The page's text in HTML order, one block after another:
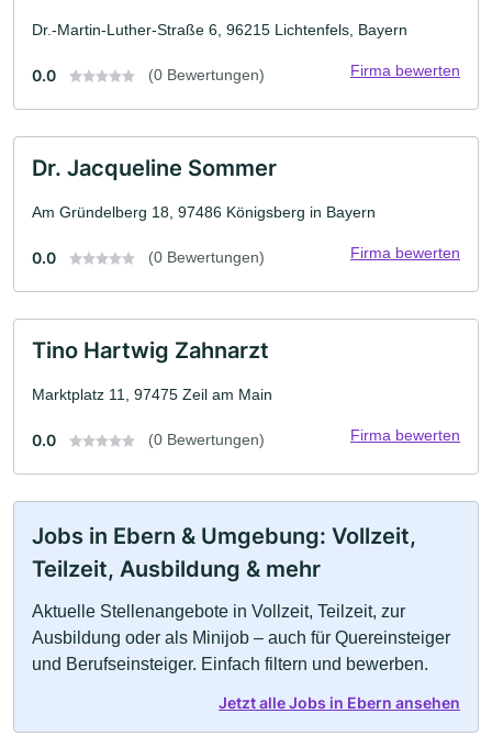
Dr.-Martin-Luther-Straße 6, 96215 Lichtenfels, Bayern
0.0 (0 Bewertungen) Firma bewerten
Dr. Jacqueline Sommer
Am Gründelberg 18, 97486 Königsberg in Bayern
0.0 (0 Bewertungen) Firma bewerten
Tino Hartwig Zahnarzt
Marktplatz 11, 97475 Zeil am Main
0.0 (0 Bewertungen) Firma bewerten
Jobs in Ebern & Umgebung: Vollzeit,
Teilzeit, Ausbildung & mehr
Aktuelle Stellenangebote in Vollzeit, Teilzeit, zur
Ausbildung oder als Minijob – auch für Quereinsteiger
und Berufseinsteiger. Einfach filtern und bewerben.
Jetzt alle Jobs in Ebern ansehen